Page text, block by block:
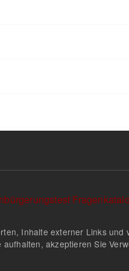
Inhalte externer Links
akzeptieren Sie